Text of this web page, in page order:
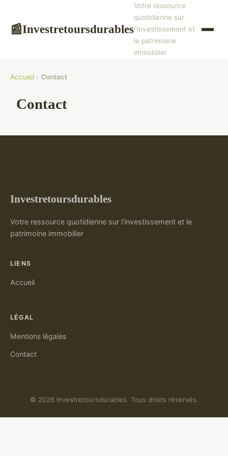
📰Investretoursdurables
Votre ressource
quotidienne sur
l'investissement et
le patrimoine
immobilier
Accueil › Contact
Contact
Investretoursdurables
Votre ressource quotidienne sur l'investissement et le
patrimoine immobilier
LIENS
Accueil
LÉGAL
Mentions légales
Contact
© 2026 Investretoursdurables. Tous droits réservés.